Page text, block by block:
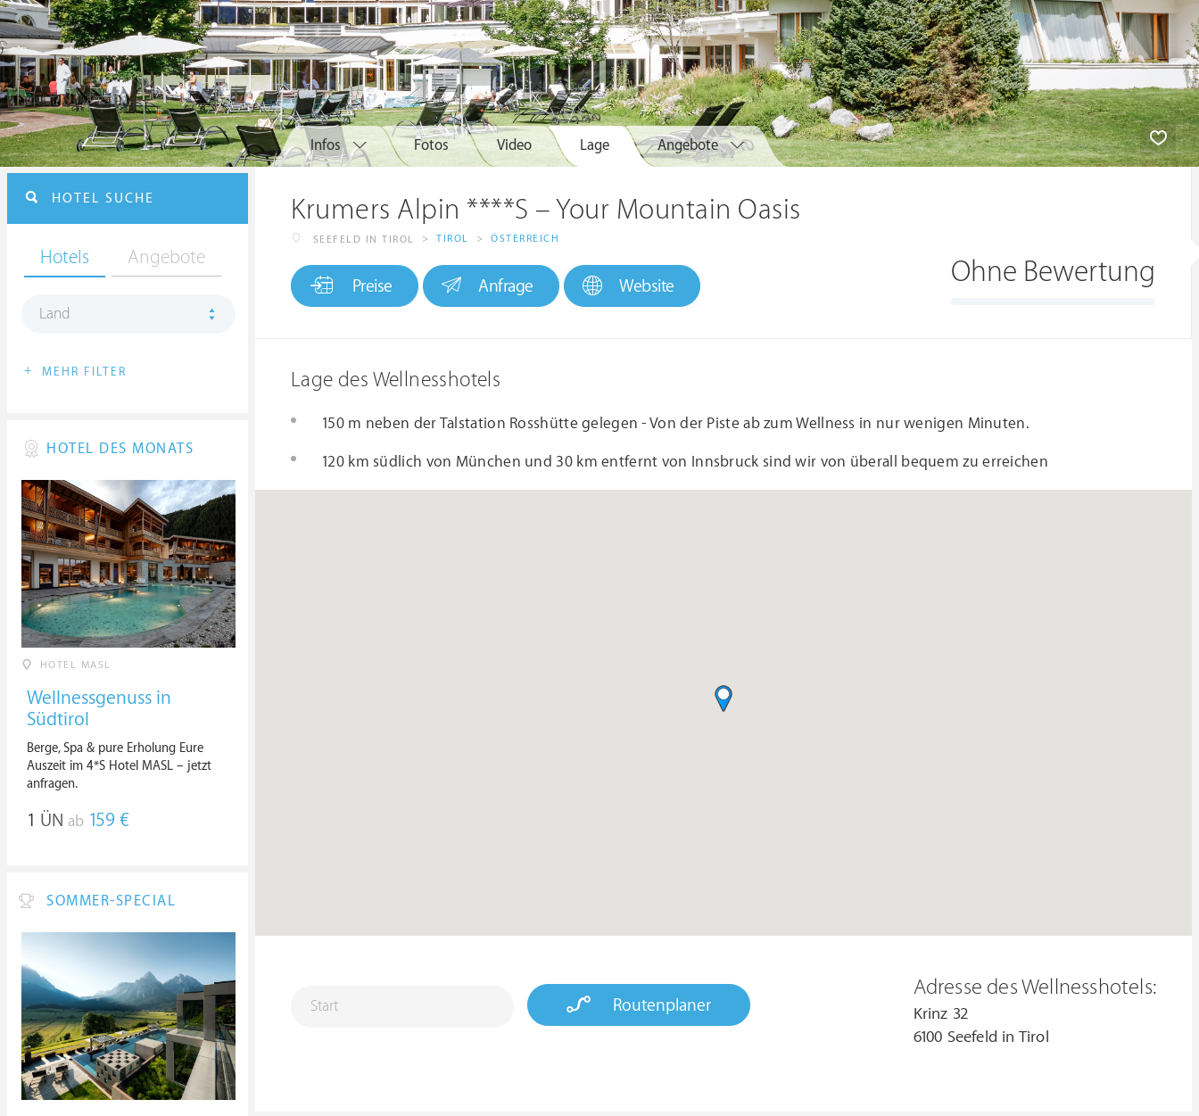
Infos Fotos Video Lage Angebote
Krumers Alpin ****S – Your Mountain Oasis
SEEFELD IN TIROL > TIROL > ÖSTERREICH
Preise Anfrage Website Ohne Bewertung
Lage des Wellnesshotels
150 m neben der Talstation Rosshütte gelegen - Von der Piste ab zum Wellness in nur wenigen Minuten.
120 km südlich von München und 30 km entfernt von Innsbruck sind wir von überall bequem zu erreichen
Routenplaner
Adresse des Wellnesshotels:
Krinz 32
6100 Seefeld in Tirol
HOTEL SUCHE
Hotels Angebote
Land
+ MEHR FILTER
HOTEL DES MONATS
HOTEL MASL
Wellnessgenuss in
Südtirol
Berge, Spa & pure Erholung Eure
Auszeit im 4*S Hotel MASL – jetzt
anfragen.
1 ÜN ab 159 €
SOMMER-SPECIAL